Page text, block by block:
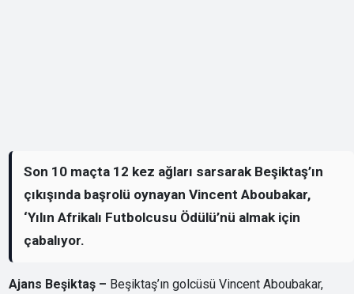
Son 10 maçta 12 kez ağları sarsarak Beşiktaş’ın
çıkışında başrolü oynayan Vincent Aboubakar,
‘Yılın Afrikalı Futbolcusu Ödülü’nü almak için
çabalıyor.
Ajans Beşiktaş – Beşiktaş’ın golcüsü Vincent Aboubakar,